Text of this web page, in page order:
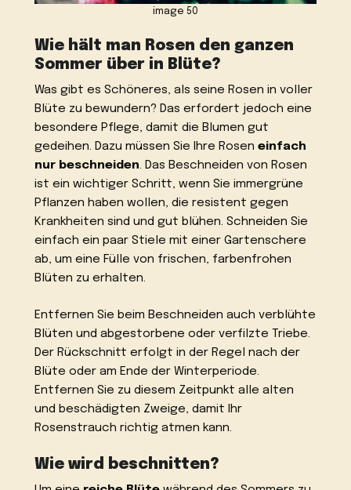
image 50
Wie hält man Rosen den ganzen
Sommer über in Blüte?
Was gibt es Schöneres, als seine Rosen in voller
Blüte zu bewundern? Das erfordert jedoch eine
besondere Pflege, damit die Blumen gut
gedeihen. Dazu müssen Sie Ihre Roseneinfach
nur beschneiden. Das Beschneiden von Rosen
ist ein wichtiger Schritt, wenn Sie immergrüne
Pflanzen haben wollen, die resistent gegen
Krankheiten sind und gut blühen. Schneiden Sie
einfach ein paar Stiele mit einer Gartenschere
ab, um eine Fülle von frischen, farbenfrohen
Blüten zu erhalten.
Entfernen Sie beim Beschneiden auch verblühte
Blüten und abgestorbene oder verfilzte Triebe.
Der Rückschnitt erfolgt in der Regel nach der
Blüte oder am Ende der Winterperiode.
Entfernen Sie zu diesem Zeitpunkt alle alten
und beschädigten Zweige, damit Ihr
Rosenstrauch richtig atmen kann.
Wie wird beschnitten?